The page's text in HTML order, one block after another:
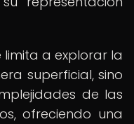
limita a explorar la
superficial, sino
de las
ofreciendo una